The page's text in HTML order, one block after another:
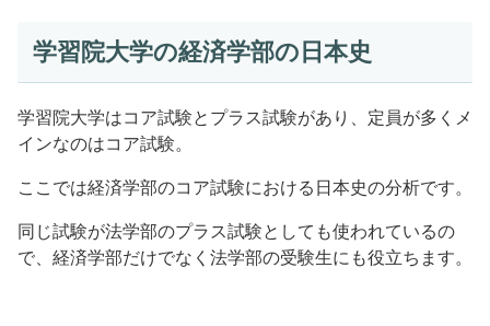
学習院大学の経済学部の日本史
学習院大学はコア試験とプラス試験があり、定員が多くメ
インなのはコア試験。
ここでは経済学部のコア試験における日本史の分析です。
同じ試験が法学部のプラス試験としても使われているの
で、経済学部だけでなく法学部の受験生にも役立ちます。